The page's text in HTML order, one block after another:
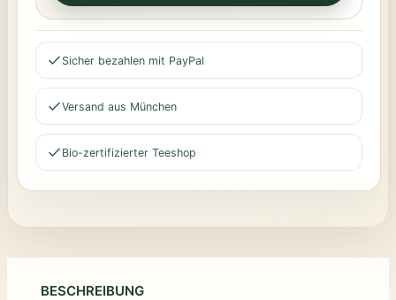
Sicher bezahlen mit PayPal
Versand aus München
Bio-zertifizierter Teeshop
BESCHREIBUNG